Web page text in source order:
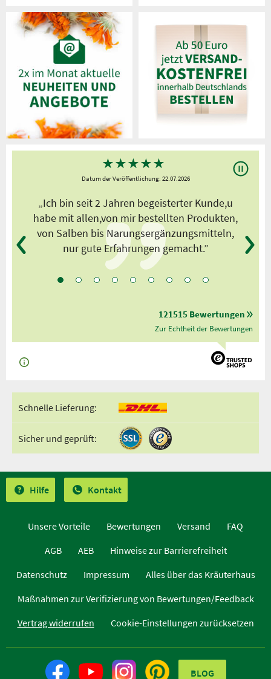
★★★★★
Datum der Veröffentlichung: 22.07.2026
„Ich bin seit 2 Jahren begeisterter Kunde,u
habe mit allen,von mir bestellten Produkten,
von Salben bis Narungsergänzungsmitteln,
nur gute Erfahrungen gemacht.”
121515 Bewertungen
Zur Echtheit der Bewertungen
Schnelle Lieferung:
Sicher und geprüft:
Hilfe Kontakt
Unsere Vorteile Bewertungen Versand
FAQ
AGB
AEB
Hinweise zur Barrierefreiheit
Datenschutz
Impressum
Alles über das Kräuterhaus
Maßnahmen zur Verifizierung von Bewertungen/Feedback
Vertrag widerrufen
Cookie-Einstellungen zurücksetzen
BLOG